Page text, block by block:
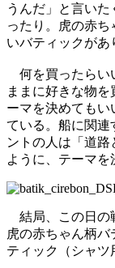
うんだ」と言い
ったり。虎の赤
いバティックがあ
何を買ったらい
ままに好きな物
ーマを決めてもい
ている。船に関連
ントの人は「道路
ように、テーマを
結局、この日の
虎の赤ちゃん柄
ティック（シャツ